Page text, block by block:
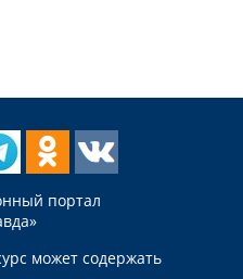
портал
может содержать